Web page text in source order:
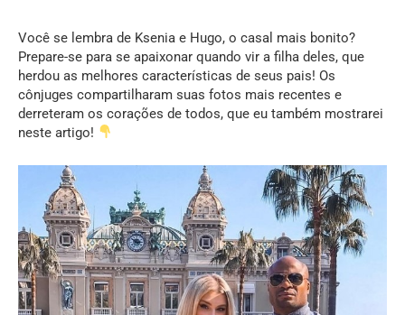
Você se lembra de Ksenia e Hugo, o casal mais bonito?
Prepare-se para se apaixonar quando vir a filha deles, que
herdou as melhores características de seus pais! Os
cônjuges compartilharam suas fotos mais recentes e
derreteram os corações de todos, que eu também mostrarei
neste artigo!